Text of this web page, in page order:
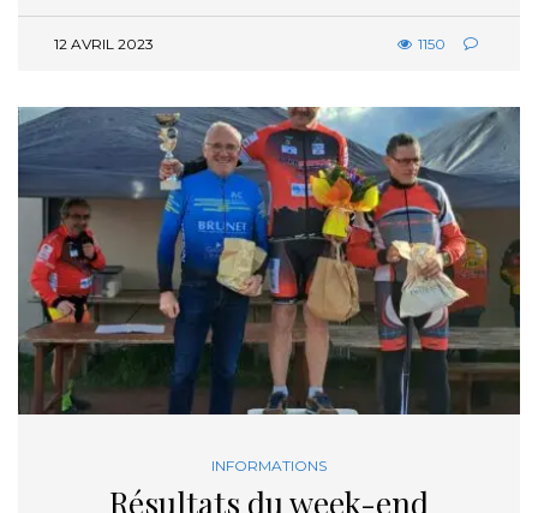
12 AVRIL 2023 1150
INFORMATIONS
Résultats du week-end